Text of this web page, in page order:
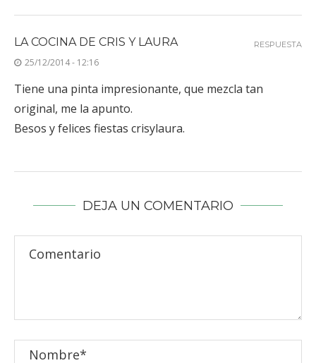
LA COCINA DE CRIS Y LAURA
25/12/2014 - 12:16
Tiene una pinta impresionante, que mezcla tan
original, me la apunto.
Besos y felices fiestas crisylaura.
RESPUESTA
DEJA UN COMENTARIO